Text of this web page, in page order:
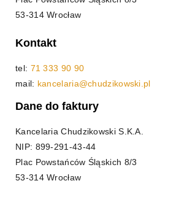
53-314 Wrocław
Kontakt
tel: 71 333 90 90
mail: kancelaria@chudzikowski.pl
Dane do faktury
Kancelaria Chudzikowski S.K.A.
NIP: 899-291-43-44
Plac Powstańców Śląskich 8/3
53-314 Wrocław